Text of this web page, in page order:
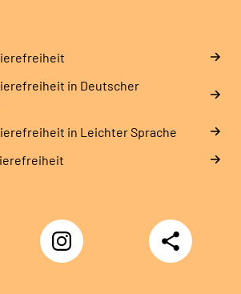
in Deutscher
in Leichter Sprache
Instagram
Teilen